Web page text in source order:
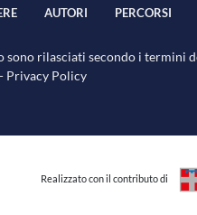
AUTORI PERCORSI
sono rilasciati secondo i termini
- Privacy Policy
Realizzato con il contributo di